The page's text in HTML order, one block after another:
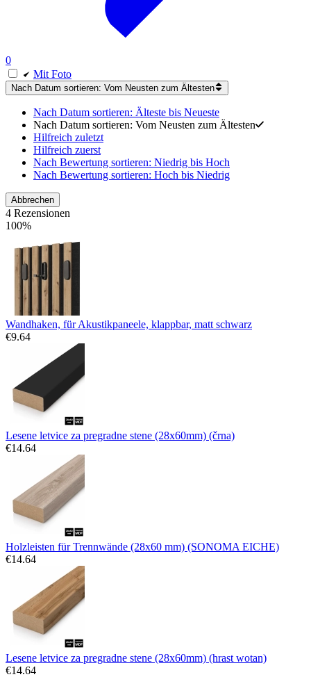
0
Mit Foto
Nach Datum sortieren: Vom Neusten zum Ältesten
Nach Datum sortieren: Älteste bis Neueste
Nach Datum sortieren: Vom Neusten zum Ältesten
Hilfreich zuletzt
Hilfreich zuerst
Nach Bewertung sortieren: Niedrig bis Hoch
Nach Bewertung sortieren: Hoch bis Niedrig
Abbrechen
4 Rezensionen
100%
Wandhaken, für Akustikpaneele, klappbar, matt schwarz
€9.64
Lesene letvice za pregradne stene (28x60mm) (črna)
€14.64
Holzleisten für Trennwände (28x60 mm) (SONOMA EICHE)
€14.64
Lesene letvice za pregradne stene (28x60mm) (hrast wotan)
€14.64